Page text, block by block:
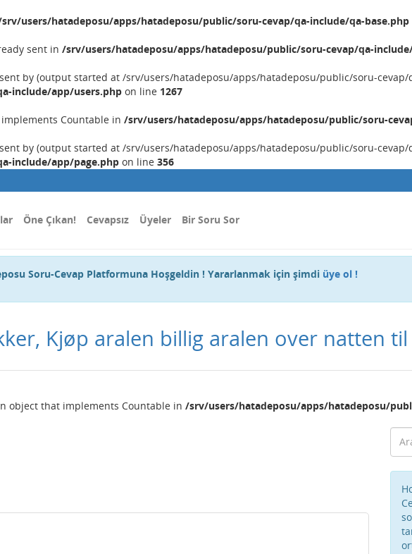
users/hatadeposu/apps/hatadeposu/public/soru-cevap/qa-include/qa-base.php
sent in /srv/users/hatadeposu/apps/hatadeposu/public/soru-cevap/qa-
by (output started at /srv/users/hatadeposu/apps/hatadeposu/public/soru-
include/app/users.php on line 1267
Countable in /srv/users/hatadeposu/apps/hatadeposu/public/soru-
by (output started at /srv/users/hatadeposu/apps/hatadeposu/public/soru-
include/app/page.php on line 356
Öne Çıkan! Cevapsız Üyeler Bir Soru Sor
Soru-Cevap Platformuna Hoşgeldin ! Yararlanmak için şimdi üye ol !
Kjøp aralen billig aralen over natten til
object that implements Countable in /srv/users/hatadeposu/apps/hatadeposu/